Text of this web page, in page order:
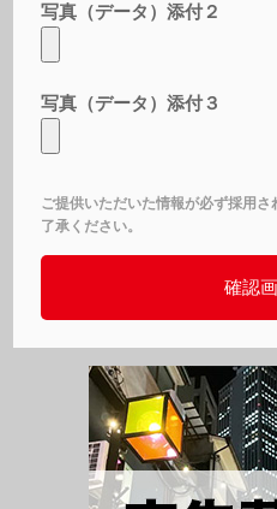
写真（データ）添付２
写真（データ）添付３
ご提供いただいた情報が必ず採用
了承ください。